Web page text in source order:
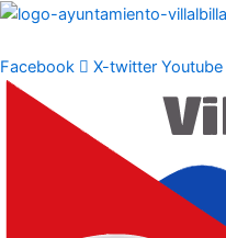
Ir
contenido
Facebook X-twitter Youtube